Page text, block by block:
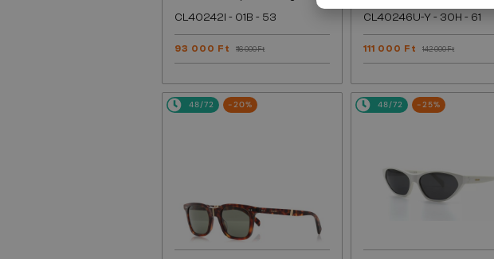
CL40242I - 01B - 53
93 000 Ft 116 000 Ft
CL40246U-Y - 30H - 61
111 000 Ft 142 000 Ft
48/72 -20% 48/72 -25%